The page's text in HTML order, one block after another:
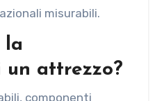
misurabili.
la
attrezzo?
componenti